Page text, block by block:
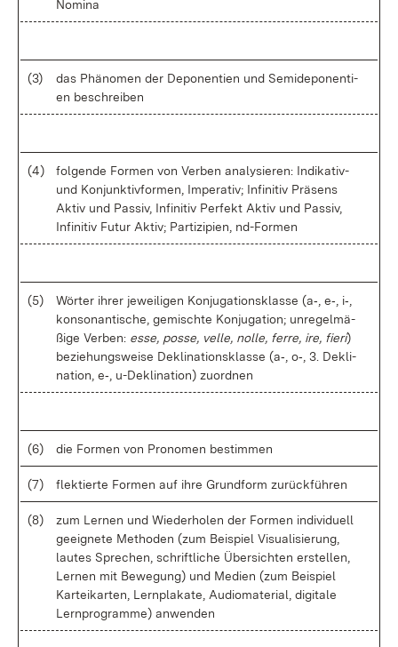
No­mi­na
(3)
das Phä­no­men der De­po­nen­ti­en und Se­mi­de­po­nen­ti­
en be­schrei­ben
(4)
fol­gen­de For­men von Ver­ben ana­ly­sie­ren: In­di­ka­tiv-
und Kon­junk­tiv­for­men, Im­pe­ra­tiv; In­fi­ni­tiv Prä­sens
Ak­tiv und Pas­siv, In­fi­ni­tiv Per­fekt Ak­tiv und Pas­siv,
In­fi­ni­tiv Fu­tur Ak­tiv; Par­ti­zi­pi­en, nd-For­men
(5)
Wör­ter ih­rer je­wei­li­gen Kon­ju­ga­ti­ons­klas­se (a‑, e‑, i‑,
kon­so­nan­ti­sche, ge­misch­te Kon­ju­ga­ti­on; un­re­gel­mä­
ßi­ge Ver­ben: es­se, pos­se, vel­le, nol­le, fer­re, ire, fie­ri)
be­zie­hungs­wei­se De­kli­na­ti­ons­klas­se (a‑, o‑, 3. De­kli­
na­ti­on, e‑, u-De­kli­na­ti­on) zu­ord­nen
(6) die For­men von Pro­no­men be­stim­men
(7) flek­tier­te For­men auf ih­re Grund­form zu­rück­füh­ren
(8)
zum Ler­nen und Wie­der­ho­len der For­men in­di­vi­du­ell
ge­eig­ne­te Me­tho­den (zum Bei­spiel Vi­sua­li­sie­rung,
lau­tes Spre­chen, schrift­li­che Über­sich­ten er­stel­len,
Ler­nen mit Be­we­gung) und Me­di­en (zum Bei­spiel
Kar­tei­kar­ten, Lern­pla­ka­te, Au­dio­ma­te­ri­al, di­gi­ta­le
Lern­pro­gram­me) an­wen­den